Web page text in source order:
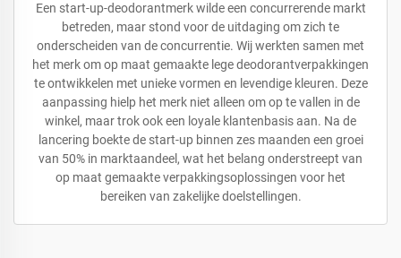
Een start-up-deodorantmerk wilde een concurrerende markt
betreden, maar stond voor de uitdaging om zich te
onderscheiden van de concurrentie. Wij werkten samen met
het merk om op maat gemaakte lege deodorantverpakkingen
te ontwikkelen met unieke vormen en levendige kleuren. Deze
aanpassing hielp het merk niet alleen om op te vallen in de
winkel, maar trok ook een loyale klantenbasis aan. Na de
lancering boekte de start-up binnen zes maanden een groei
van 50% in marktaandeel, wat het belang onderstreept van
op maat gemaakte verpakkingsoplossingen voor het
bereiken van zakelijke doelstellingen.